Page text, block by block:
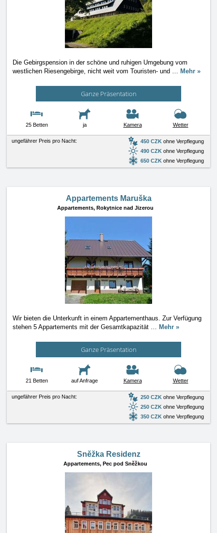
Die Gebirgspension in der schöne und ruhigen Umgebung vom
westlichen Riesengebirge, nicht weit vom Touristen- und … Mehr »
Ganze Präsentation
25 Betten ja Kamera Wetter
ungefährer Preis pro Nacht: 450 CZK ohne Verpflegung
490 CZK ohne Verpflegung
650 CZK ohne Verpflegung
Appartements Maruška
Appartements, Rokytnice nad Jizerou
Wir bieten die Unterkunft in einem Appartementhaus. Zur Verfügung
stehen 5 Appartements mit der Gesamtkapazität … Mehr »
Ganze Präsentation
21 Betten auf Anfrage Kamera Wetter
ungefährer Preis pro Nacht: 250 CZK ohne Verpflegung
250 CZK ohne Verpflegung
350 CZK ohne Verpflegung
Sněžka Residenz
Appartements, Pec pod Sněžkou